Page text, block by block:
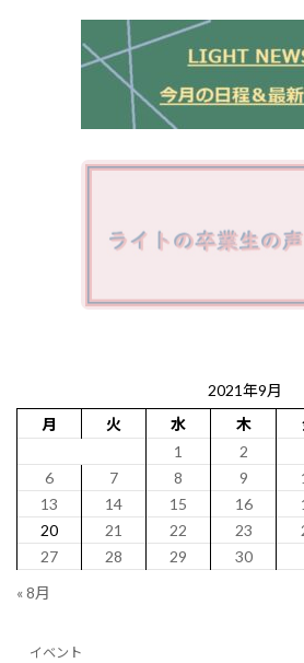
2021年9月
月
火 水 木
1
2
6
7 8 9
13
14 15 16
20
21 22 23
27
28 29
30
« 8月
イベント